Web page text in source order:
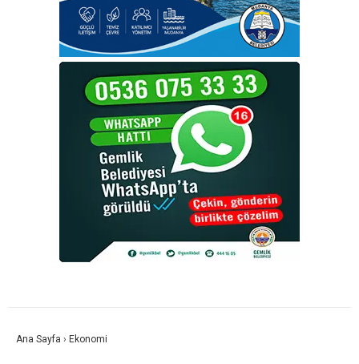
Ana Sayfa › Ekonomi